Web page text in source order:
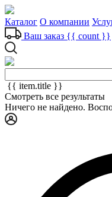
Каталог О компании
Ваш заказ {{ count }}
{{ item.title }}
Смотреть все результаты
Ничего не найдено.